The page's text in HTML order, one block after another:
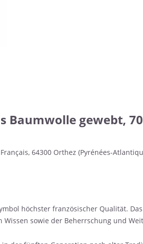
gewebt,
64300 Orthez (Pyrénées-
höchster französischer Qualität.
sowie der Beherrschung und